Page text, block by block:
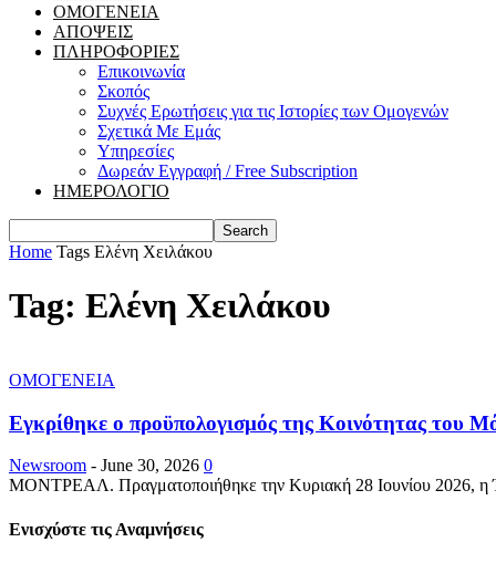
ΟΜΟΓΕΝΕΙΑ
ΑΠΟΨΕΙΣ
ΠΛΗΡΟΦΟΡΙΕΣ
Επικοινωνία
Σκοπός
Συχνές Ερωτήσεις για τις Ιστορίες των Ομογενών
Σχετικά Με Εμάς
Υπηρεσίες
Δωρεάν Εγγραφή / Free Subscription
ΗΜΕΡΟΛΟΓΙΟ
Home Tags Ελένη Χειλάκου
Tag: Ελένη Χειλάκου
ΟΜΟΓΕΝΕΙΑ
Εγκρίθηκε ο προϋπολογισμός της Κοινότητας του
Newsroom - June 30, 2026 0
ΜΟΝΤΡΕΑΛ. Πραγματοποιήθηκε την Κυριακή 28 Ιουνίου 2026, η
Ενισχύστε τις Αναμνήσεις